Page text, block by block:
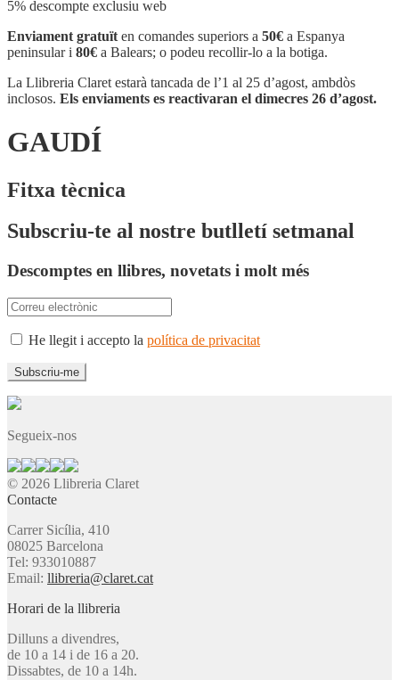
5% descompte exclusiu web
Enviament gratuït en comandes superiors a 50€ a Espanya
peninsular i 80€ a Balears; o podeu recollir-lo a la botiga.
La Llibreria Claret estarà tancada de l’1 al 25 d’agost, ambdòs
inclosos. Els enviaments es reactivaran el dimecres 26 d’agost.
GAUDÍ
Fitxa tècnica
Subscriu-te al nostre butlletí setmanal
Descomptes en llibres, novetats i molt més
He llegit i accepto la política de privacitat
Segueix-nos
© 2026 Llibreria Claret
Contacte
Carrer Sicília, 410
08025 Barcelona
Tel: 933010887
Email: llibreria@claret.cat
Horari de la llibreria
Dilluns a divendres,
de 10 a 14 i de 16 a 20.
Dissabtes, de 10 a 14h.